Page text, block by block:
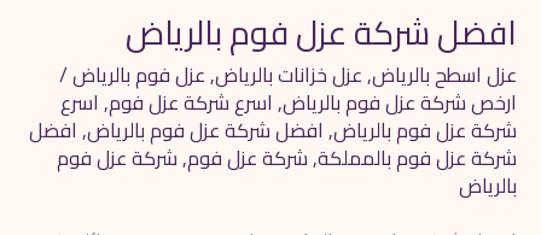
افضل شركة عزل فوم بالرياض
عزل اسطح بالرياض,عزل خزانات بالرياض,عزل فوم بالرياض/
ارخص شركة عزل فوم بالرياض, اسرع شركة عزل فوم, اسرع
شركة عزل فوم بالرياض, افضل شركة عزل فوم بالرياض, افضل
شركة عزل فوم بالمملكة,شركة عزل فوم,شركة عزل فوم
بالرياض